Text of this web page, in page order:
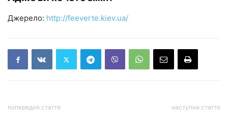
Джерело: http://feeverte.kiev.ua/
попередня стаття наступна стаття